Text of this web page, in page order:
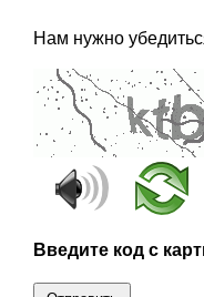
Нам нужно
Введите код с